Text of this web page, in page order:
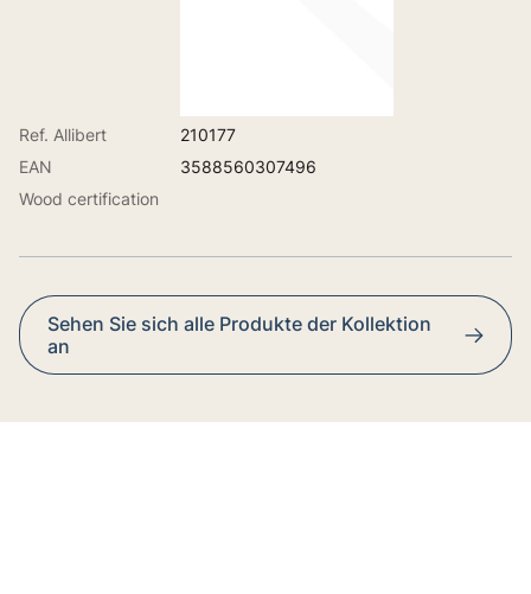
Ref. Allibert
210177
EAN
3588560307496
Wood certification
Sehen Sie sich alle Produkte der Kollektion
an